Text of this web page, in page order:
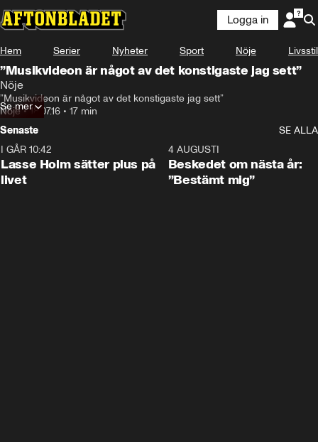
Logga in
Hem Serier Nyheter Sport Nöje Livsstil
”Musikvideon är något av det konstigaste jag sett”
Nöje
”Musikvideon är något av det konstigaste jag sett”
Nöje•18.07.16 • 17 min
Se mer
Senaste
SE ALLA
I GÅR 10:42
Lasse Holm sätter plus på
livet
4 AUGUSTI
Beskedet om nästa år:
”Bestämt mig”